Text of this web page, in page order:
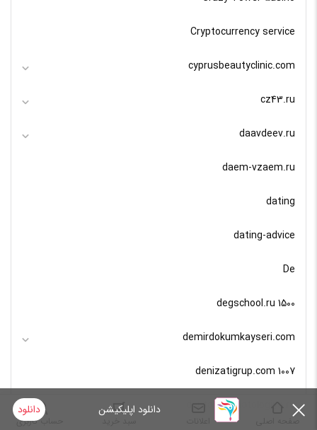
Cryptocurrency service
cyprusbeautyclinic.com
cz43.ru
daavdeev.ru
daem-vzaem.ru
dating
dating-advice
De
degschool.ru 1500
demirdokumkayseri.com
denizatigrup.com 1007
denta-stomatologiya.ru دانلود اپلیکیشن دانلود
صفحه اصلی حساب کاربری